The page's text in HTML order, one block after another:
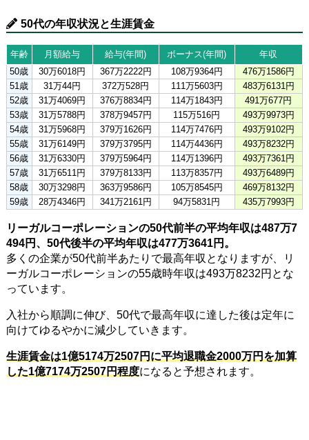
50代の年収状況と生涯賃金
年齢 月額給与 給与(年間) ボーナス(年間)
年収
50歳
30万6018円 367万2222円 108万9364円
476万1586円
51歳
31万44円 372万528円 111万5603円
483万6131円
52歳
31万4069円 376万8834円 114万1843円
491万677円
53歳
31万5788円 378万9457円 115万516円
493万9973円
54歳
31万5968円 379万1626円 114万7476円
493万9102円
55歳
31万6149円 379万3795円 114万4436円
493万8232円
56歳
31万6330円 379万5964円 114万1396円
493万7361円
57歳
31万6511円 379万8133円 113万8357円
493万6489円
58歳
30万3298円 363万9586円 105万8545円
469万8132円
59歳
28万4346円 341万2161円 94万5831円 435万7993円
リーガルコーポレーションの50代前半の平均年収は487万7
494円、50代後半の平均年収は477万3641円。
多くの企業が50代前半あたりで最高年収となりますが、リ
ーガルコーポレーションの55歳時年収は493万8232円とな
っています。
入社から順調に伸び、50代で最高年収に達した後は定年に
向けてゆるやかに減少していきます。
生涯賃金は1億5174万2507円に平均退職金2000万円を加算
した1億7174万2507円程度になると予想されます。